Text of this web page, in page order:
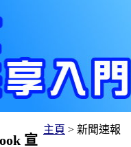
主頁 > 新聞速報
宣